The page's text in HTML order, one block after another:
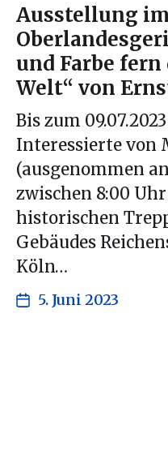
Ausstellung
und Farbe
Welt“ von
Bis zum
Interessierte von
(ausgenommen
zwischen 8:00
historischen
Gebäudes
Köln…
5. Juni 2023